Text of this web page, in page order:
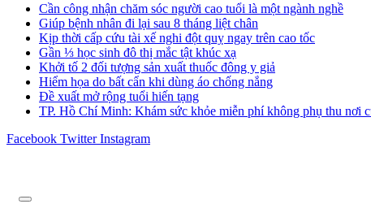
Cần công nhận chăm sóc người cao tuổi là một ngành nghề
Giúp bệnh nhân đi lại sau 8 tháng liệt chân
Kịp thời cấp cứu tài xế nghi đột quỵ ngay trên cao tốc
Gần ⅓ học sinh đô thị mắc tật khúc xạ
Khởi tố 2 đối tượng sản xuất thuốc đông y giả
Hiểm họa do bất cẩn khi dùng áo chống nắng
Đề xuất mở rộng tuổi hiến tạng
TP. Hồ Chí Minh: Khám sức khỏe miễn phí không phụ thu nơi
Facebook Twitter Instagram